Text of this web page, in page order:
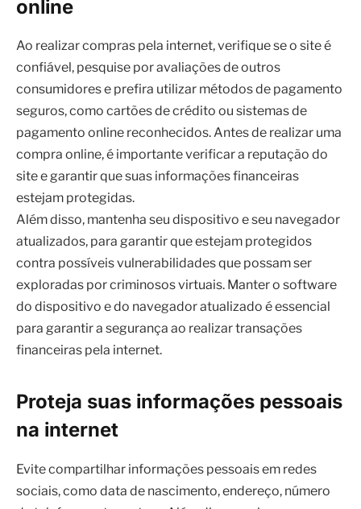
seguros, como cartões de crédito ou sistemas de
compra online, é importante verificar a reputação do
site e garantir que suas informações financeiras
estejam protegidas.
Além disso, mantenha seu dispositivo e seu navegador
atualizados, para garantir que estejam protegidos
contra possíveis vulnerabilidades que possam ser
exploradas por criminosos virtuais. Manter o software
do dispositivo e do navegador atualizado é essencial
para garantir a segurança ao realizar transações
financeiras pela internet.
Proteja suas informações pessoais
na internet
sociais, como data de nascimento, endereço, número
de telefone, entre outros. Além disso, revise
regularmente as configurações de privacidade de suas
tenham acesso a suas informações. As redes sociais
são um alvo comum para golpistas em busca de